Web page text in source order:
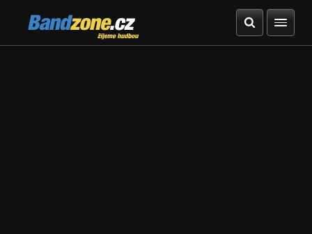
Bandzone.cz
žijeme hudbou